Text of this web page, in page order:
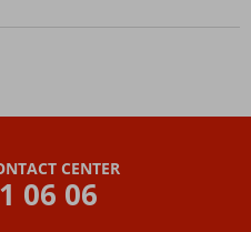
CENTER
06 06